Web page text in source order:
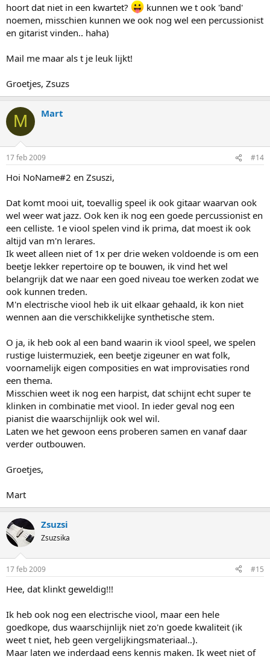
hoort dat niet in een kwartet?
kunnen we t ook 'band'
noemen, misschien kunnen we ook nog wel een percussionist
en gitarist vinden.. haha)
Mail me maar als t je leuk lijkt!
Groetjes, Zsuzs
M Mart
17 feb 2009 #14
Hoi NoName#2 en Zsuszi,
Dat komt mooi uit, toevallig speel ik ook gitaar waarvan ook
wel weer wat jazz. Ook ken ik nog een goede percussionist en
een celliste. 1e viool spelen vind ik prima, dat moest ik ook
altijd van m'n lerares.
Ik weet alleen niet of 1x per drie weken voldoende is om een
beetje lekker repertoire op te bouwen, ik vind het wel
belangrijk dat we naar een goed niveau toe werken zodat we
ook kunnen treden.
M'n electrische viool heb ik uit elkaar gehaald, ik kon niet
wennen aan die verschikkelijke synthetische stem.
O ja, ik heb ook al een band waarin ik viool speel, we spelen
rustige luistermuziek, een beetje zigeuner en wat folk,
voornamelijk eigen composities en wat improvisaties rond
een thema.
Misschien weet ik nog een harpist, dat schijnt echt super te
klinken in combinatie met viool. In ieder geval nog een
pianist die waarschijnlijk ook wel wil.
Laten we het gewoon eens proberen samen en vanaf daar
verder outbouwen.
Groetjes,
Mart
Zsuzsi
Zsuzsika
17 feb 2009 #15
Hee, dat klinkt geweldig!!!
Ik heb ook nog een electrische viool, maar een hele
goedkope, dus waarschijnlijk niet zo'n goede kwaliteit (ik
weet t niet, heb geen vergelijkingsmateriaal..).
Maar laten we inderdaad eens kennis maken. Ik weet niet of